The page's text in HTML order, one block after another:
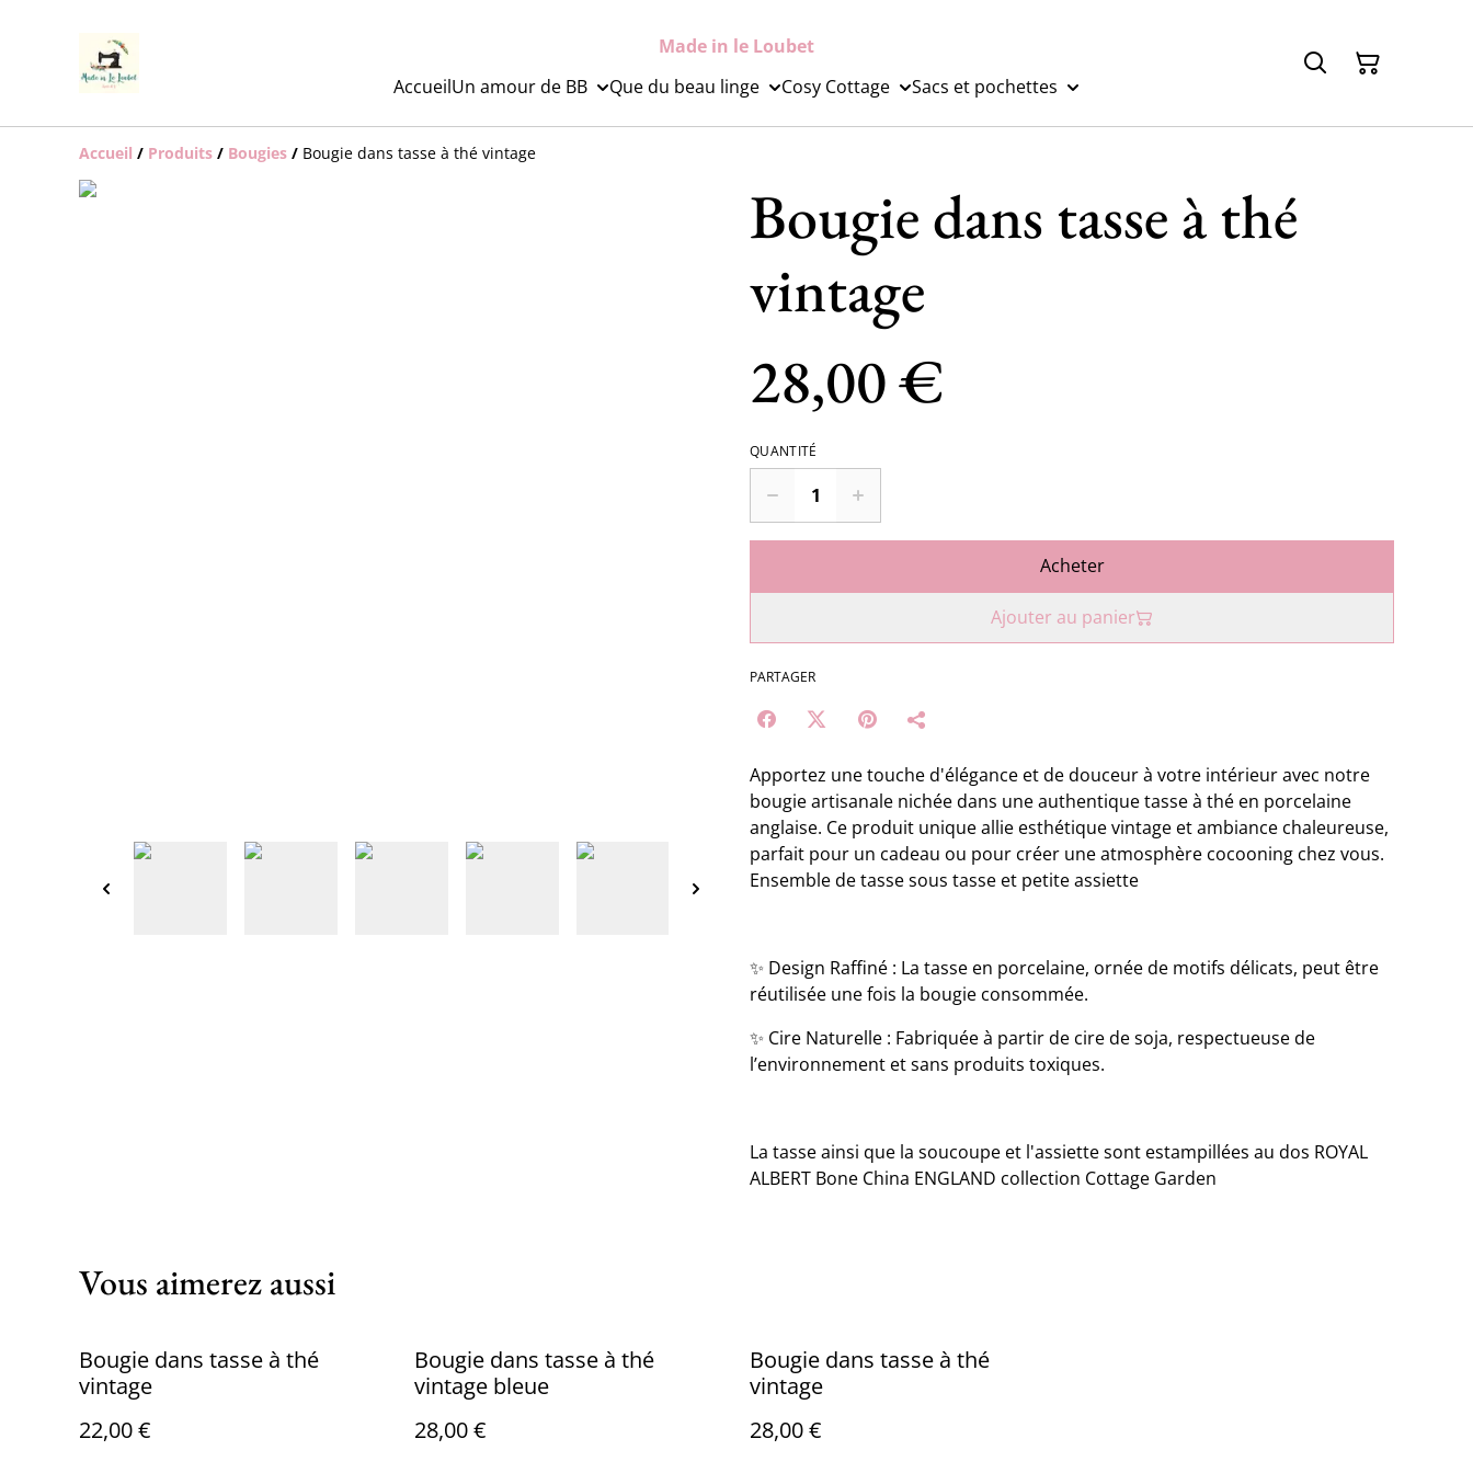
Made in le Loubet
AccueilUn amour de BB Que du beau linge Cosy Cottage Sacs et pochettes
Accueil / Produits / Bougies / Bougie dans tasse à thé vintage
Bougie dans tasse à thé
vintage
28,00 €
QUANTITÉ
Acheter
Ajouter au panier
PARTAGER
Apportez une touche d'élégance et de douceur à votre intérieur avec notre
bougie artisanale nichée dans une authentique tasse à thé en porcelaine
anglaise. Ce produit unique allie esthétique vintage et ambiance chaleureuse,
parfait pour un cadeau ou pour créer une atmosphère cocooning chez vous.
Ensemble de tasse sous tasse et petite assiette
✨ Design Raffiné : La tasse en porcelaine, ornée de motifs délicats, peut être
réutilisée une fois la bougie consommée.
✨ Cire Naturelle : Fabriquée à partir de cire de soja, respectueuse de
l’environnement et sans produits toxiques.
La tasse ainsi que la soucoupe et l'assiette sont estampillées au dos ROYAL
ALBERT Bone China ENGLAND collection Cottage Garden
Vous aimerez aussi
Bougie dans tasse à thé
vintage
22,00 €
Bougie dans tasse à thé
vintage bleue
28,00 €
Bougie dans tasse à thé
vintage
28,00 €